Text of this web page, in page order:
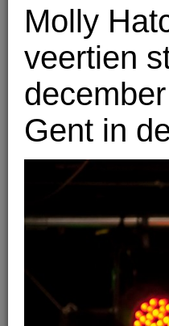
Molly
veertien
Gent in